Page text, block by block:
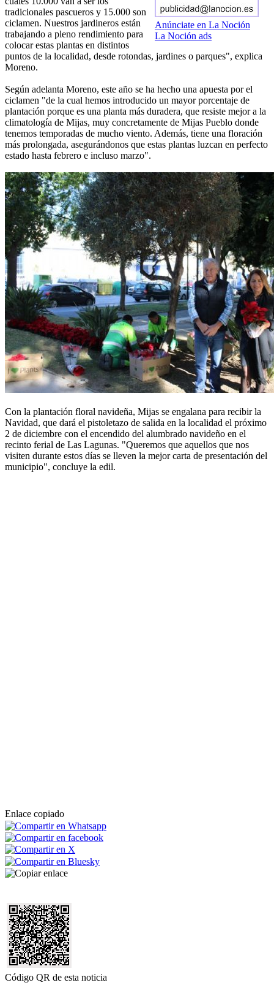
Anúnciate en La Noción
La Noción ads
tradicionales pascueros y 15.000 son
ciclamen. Nuestros jardineros están
trabajando a pleno rendimiento para
colocar estas plantas en distintos
puntos de la localidad, desde rotondas, jardines o parques", explica
Moreno.
Según adelanta Moreno, este año se ha hecho una apuesta por el
ciclamen "de la cual hemos introducido un mayor porcentaje de
plantación porque es una planta más duradera, que resiste mejor a la
climatología de Mijas, muy concretamente de Mijas Pueblo donde
tenemos temporadas de mucho viento. Además, tiene una floración
más prolongada, asegurándonos que estas plantas luzcan en perfecto
estado hasta febrero e incluso marzo".
Con la plantación floral navideña, Mijas se engalana para recibir la
Navidad, que dará el pistoletazo de salida en la localidad el próximo
2 de diciembre con el encendido del alumbrado navideño en el
recinto ferial de Las Lagunas. "Queremos que aquellos que nos
visiten durante estos días se lleven la mejor carta de presentación del
municipio", concluye la edil.
Enlace copiado
Código QR de esta noticia